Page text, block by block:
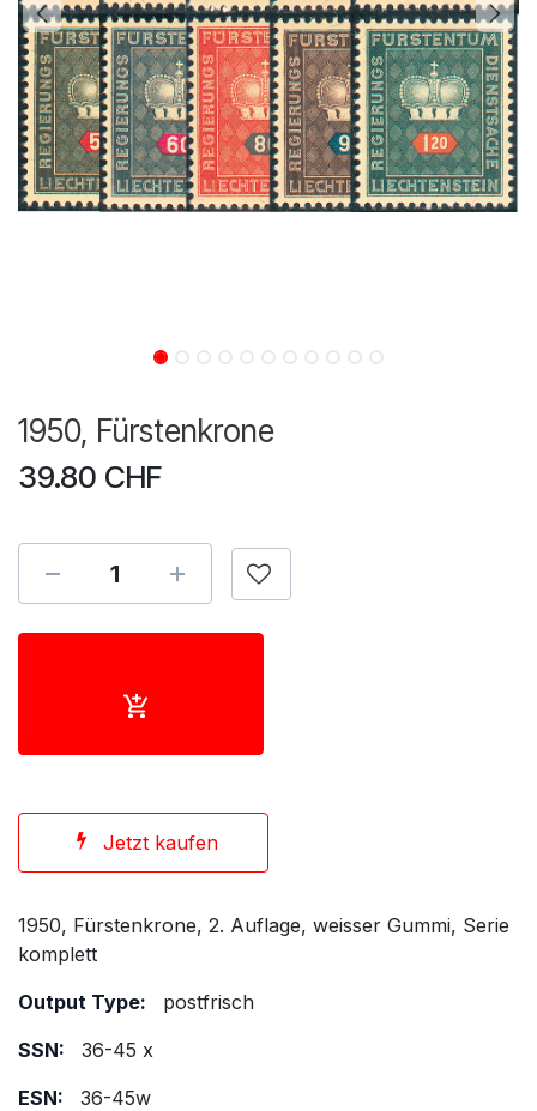
1950, Fürstenkrone
39.80 CHF
Jetzt kaufen
1950, Fürstenkrone, 2. Auflage, weisser Gummi, Serie
komplett
Output Type:
postfrisch
SSN:
36-45 x
ESN:
36-45w